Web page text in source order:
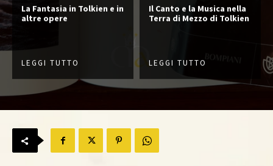
La Fantasia in Tolkien e in
altre opere
LEGGI TUTTO
Il Canto e la Musica nella
Terra di Mezzo di Tolkien
LEGGI TUTTO